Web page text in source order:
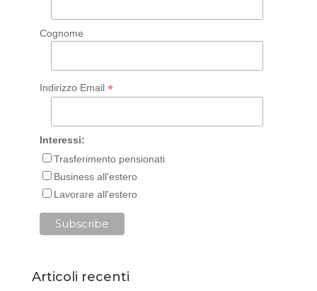
Cognome
Indirizzo Email *
Interessi:
Trasferimento pensionati
Business all'estero
Lavorare all'estero
Articoli recenti